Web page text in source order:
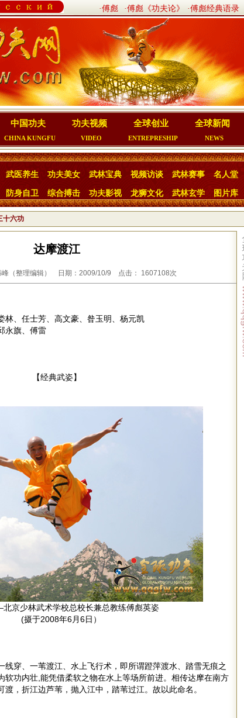
·傅彪 ·傅彪《功夫论》 ·傅彪经典语录
中国功夫
CHINA KUNGFU
功夫视频
VIDEO
全球创业
ENTREPRESHIP
全球新闻
NEWS
武医养生 功夫美女 武林宝典 视频访谈 武林赛事 名人堂
防身自卫 综合搏击 功夫影视 龙狮文化 武林玄学 图片库
十六功
达摩渡江
（整理编辑） 日期：2009/10/9 点击： 1607108次
林、任士芳、高文豪、昝玉明、杨元凯
永旗、傅雷
【经典武姿】
京少林武术学校总校长兼总教练傅彪英姿
(摄于2008年6月6日）
线穿、一苇渡江、水上飞行术，即所谓蹬萍渡水、踏雪无痕之
软功内壮,能凭借柔软之物在水上等场所前进。相传达摩在南方
，折江边芦苇，抛入江中，踏苇过江。故以此命名。